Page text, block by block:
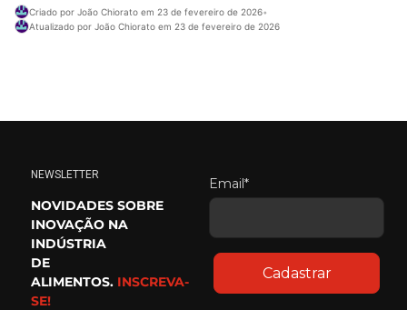
Criado por João Chiorato em 23 de fevereiro de 2026•
Atualizado por João Chiorato em 23 de fevereiro de 2026
NEWSLETTER
NOVIDADES SOBRE
INOVAÇÃO NA
INDÚSTRIA
DE
ALIMENTOS. INSCREVA-
SE!
Email*
Cadastrar